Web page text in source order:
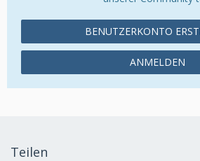
BENUTZERKONTO
ANMELDEN
Teilen